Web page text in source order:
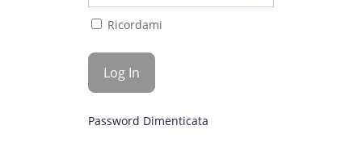
Ricordami
Password Dimenticata